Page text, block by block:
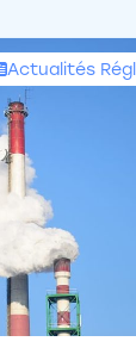
Actualités